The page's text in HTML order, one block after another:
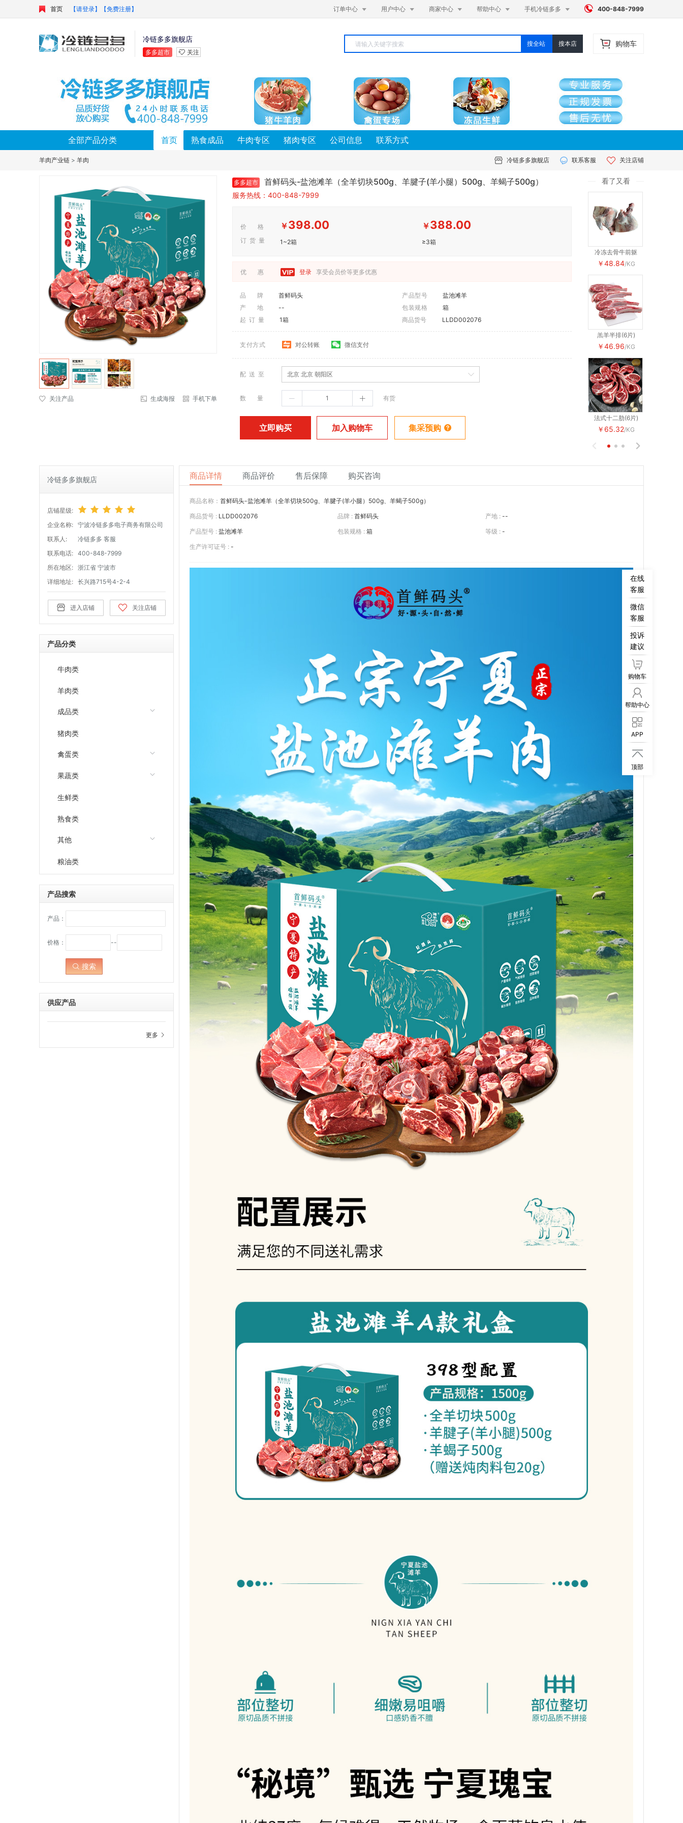
首页 【请登录】 【免费注册】 订单中心  用户中心  商家中心  帮助中心  手机冷链多多   400-848-7999
冷链多多旗舰店
多多超市 关注
搜全站 搜本店 购物车
全部产品分类 首页 熟食成品 牛肉专区 猪肉专区 公司信息 联系方式
羊肉产业链 > 羊肉 冷链多多旗舰店 联系客服 关注店铺
关注产品 生成海报 手机下单
多多超市 首鲜码头-盐池滩羊（全羊切块500g、羊腱子(羊小腿）500g、羊蝎子500g）
服务热线：400-848-7999
价 格
订 货 量
￥398.00
1~2箱
￥388.00
≥3箱
优 惠 登录 享受会员价等更多优惠
品 牌 首鲜码头 产品型号
盐池滩羊
产 地
-- 包装规格
箱
起 订 量
1箱 商品货号 LLDD002076
支付方式 对公转账 微信支付
配 送 至 北京 北京 朝阳区
数 量 有货
立即购买 加入购物车 集采预购
看了又看
冷冻去骨牛前躯
￥48.84/KG
羔羊半排(6片)
￥46.96/KG
法式十二肋(6片)
￥65.32/KG

冷链多多旗舰店
店铺星级:
企业名称: 宁波冷链多多电子商务有限公司
联系人:
冷链多多 客服
联系电话: 400-848-7999
所在地区: 浙江省 宁波市
详细地址: 长兴路715号4-2-4
进入店铺 关注店铺
产品分类
牛肉类
羊肉类
成品类
猪肉类
禽蛋类
果蔬类
生鲜类
熟食类
其他
粮油类
产品搜索
产品：
价格： --
搜索
供应产品
更多
商品详情 商品评价 售后保障 购买咨询
商品名称： 首鲜码头-盐池滩羊（全羊切块500g、羊腱子(羊小腿）500g、羊蝎子500g）
商品货号 : LLDD002076 品牌 : 首鲜码头 产地 : --
产品型号 : 盐池滩羊 包装规格 : 箱 等级 : -
生产许可证号 : -
在线
客服
微信
客服
投诉
建议
购物车
帮助中心
APP

顶部